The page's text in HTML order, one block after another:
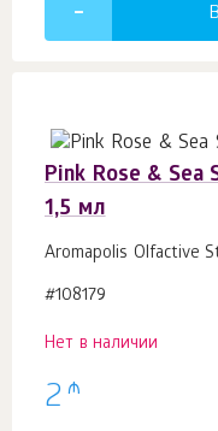
Pink Rose &
1,5 мл
Aromapolis Olfactive
#108179
Нет в наличии
2 ₼